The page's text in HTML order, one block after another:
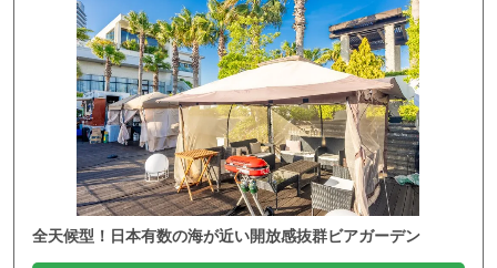
全天候型！日本有数の海が近い開放感抜群ビアガーデン